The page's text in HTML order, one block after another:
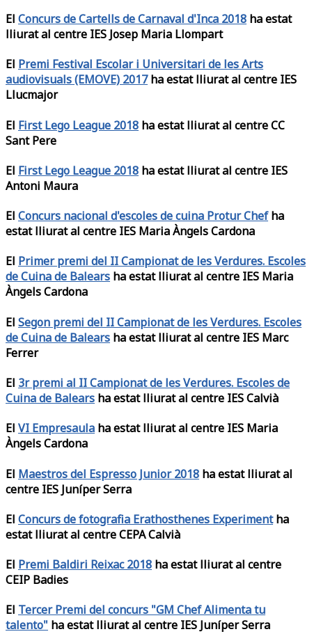
El Concurs de Cartells de Carnaval d'Inca 2018 ha estat
lliurat al centre IES Josep Maria Llompart
El Premi Festival Escolar i Universitari de les Arts
audiovisuals (EMOVE) 2017ha estat lliurat al centre IES
Llucmajor
El First Lego League 2018 ha estat lliurat al centre CC
Sant Pere
El First Lego League 2018 ha estat lliurat al centre IES
Antoni Maura
El Concurs nacional d'escoles de cuina Protur Chefha
estat lliurat al centre IES Maria Àngels Cardona
El Primer premi del II Campionat de les Verdures. Escoles
de Cuina de Balears ha estat lliurat al centre IES Maria
Àngels Cardona
El Segon premi del II Campionat de les Verdures. Escoles
de Cuina de Balears ha estat lliurat al centre IES Marc
Ferrer
El 3r premi al II Campionat de les Verdures. Escoles de
Cuina de Balears ha estat lliurat al centre IES Calvià
El VI Empresaula ha estat lliurat al centre IES Maria
Àngels Cardona
El Maestros del Espresso Junior 2018 ha estat lliurat al
centre IES Juníper Serra
El Concurs de fotografia Erathosthenes Experimentha
estat lliurat al centre CEPA Calvià
El Premi Baldiri Reixac 2018 ha estat lliurat al centre
CEIP Badies
El Tercer Premi del concurs "GM Chef Alimenta tu
talento" ha estat lliurat al centre IES Juníper Serra